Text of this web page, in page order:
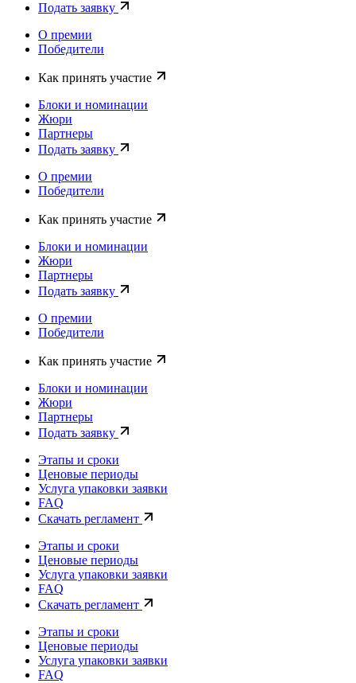
Подать заявку
О премии
Победители
Как принять участие
Блоки и номинации
Жюри
Партнеры
Подать заявку
О премии
Победители
Как принять участие
Блоки и номинации
Жюри
Партнеры
Подать заявку
О премии
Победители
Как принять участие
Блоки и номинации
Жюри
Партнеры
Подать заявку
Этапы и сроки
Ценовые периоды
Услуга упаковки заявки
FAQ
Скачать регламент
Этапы и сроки
Ценовые периоды
Услуга упаковки заявки
FAQ
Скачать регламент
Этапы и сроки
Ценовые периоды
Услуга упаковки заявки
FAQ